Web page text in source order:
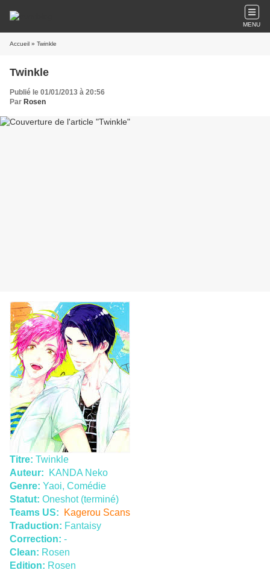
MENU
Accueil » Twinkle
Twinkle
Publié le 01/01/2013 à 20:56
Par Rosen
Titre: Twinkle
Auteur:
KANDA Neko
Genre: Yaoi, Comédie
Statut: Oneshot (terminé)
Teams US:
Kagerou Scans
Traduction: Fantaisy
Correction: -
Clean: Rosen
Edition: Rosen